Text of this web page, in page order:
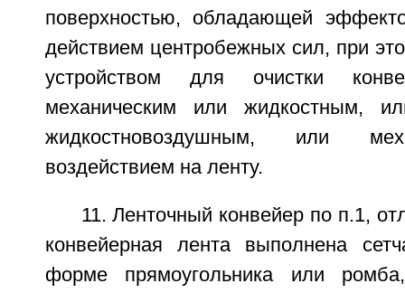
поверхностью, обладающей
действием центробежных сил, при
устройством для очистки
механическим или жидкостным,
жидкостновоздушным, или
воздействием на ленту.
11. Ленточный конвейер по п.1,
конвейерная лента выполнена
форме прямоугольника или